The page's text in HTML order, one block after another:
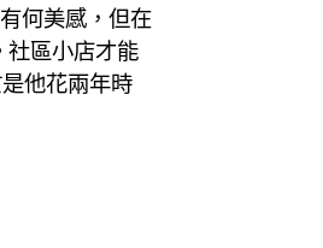
何美感，但在
社區小店才能
他花兩年時